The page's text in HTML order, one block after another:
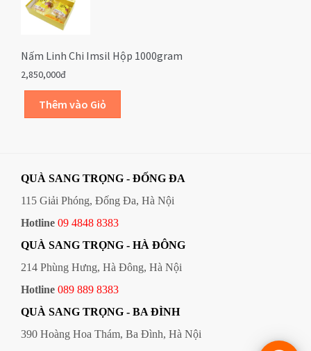
Nấm Linh Chi Imsil Hộp 1000gram
2,850,000đ
QUÀ SANG TRỌNG - ĐỐNG ĐA
115 Giải Phóng, Đống Đa, Hà Nội
Hotline 09 4848 8383
QUÀ SANG TRỌNG - HÀ ĐÔNG
214 Phùng Hưng, Hà Đông, Hà Nội
Hotline 089 889 8383
QUÀ SANG TRỌNG - BA ĐÌNH
390 Hoàng Hoa Thám, Ba Đình, Hà Nội